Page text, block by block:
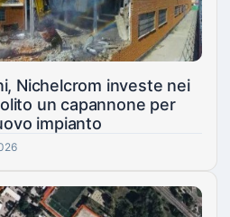
Nichelcrom investe nei
un capannone per
impianto